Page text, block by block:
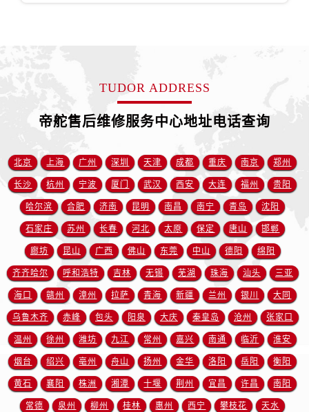
江苏省淮安市清江浦区淮海北路帝舵售后服务中心（需提前预约）
江苏省连云港市海州区通灌北路帝舵售后服务中心（需提前预约）
江苏省南京市秦淮区中山南路1号南京中心22层22-C1-C3室帝舵售后服务中心（需提前预约）
江苏省宿迁市宿城区西湖路帝舵售后服务中心（需提前预约）
江苏省泰州市海陵区永定东路399号置地商务中心东塔（华润万象城）17层1706室帝舵售后服务中心（需提前预约）
江苏省徐州市鼓楼区淮海东路29号苏宁广场IFC国际金融中心35层3508室帝舵售后服务中心（需提前预约）
江苏省盐城市盐都区世纪大道5号盐城金融城写字楼1号楼16层1604室帝舵售后服务中心（需提前预约）
江苏省扬州市邗江区国展路29号星耀天地写字楼1号楼18层1803室帝舵售后服务中心（需提前预约）
江苏省镇江市京口区中山东路帝舵售后服务中心（需提前预约）
江西省抚州市临川区赣东大道帝舵售后服务中心（需提前预约）
江西省赣州市章贡区文清路帝舵售后服务中心（需提前预约）
江西省吉安市吉州区井冈山大道帝舵售后服务中心（需提前预约）
江西省景德镇市珠山区珠山中路帝舵售后服务中心（需提前预约）
TUDOR ADDRESS
帝舵售后维修服务中心地址电话查询
北京 上海 广州 深圳 天津 成都 重庆 南京 郑州
长沙 杭州 宁波 厦门 武汉 西安 大连 福州 贵阳
哈尔滨 合肥 济南 昆明 南昌 南宁 青岛 沈阳
石家庄 苏州 长春 河北 太原 保定 唐山 邯郸
廊坊 昆山 广西 佛山 东莞 中山 德阳 绵阳
齐齐哈尔 呼和浩特 吉林 无锡 芜湖 珠海 汕头 三亚
海口 赣州 漳州 拉萨 青海 新疆 兰州 银川 大同
乌鲁木齐 赤峰 包头 阳泉 大庆 秦皇岛 沧州 张家口
温州 徐州 潍坊 九江 常州 嘉兴 南通 临沂 淮安
烟台 绍兴 亳州 舟山 扬州 金华 洛阳 岳阳 衡阳
黄石 襄阳 株洲 湘潭 十堰 荆州 宜昌 许昌 南阳
常德 泉州 柳州 桂林 惠州 西宁 攀枝花 天水